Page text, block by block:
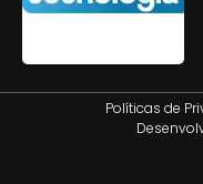
Políticas de